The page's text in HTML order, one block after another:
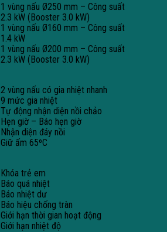
1 vùng nấu Ø250 mm – Công suất
2.3 kW (Booster 3.0 kW)
1 vùng nấu Ø160 mm – Công suất
1.4 kW
1 vùng nấu Ø200 mm – Công suất
2.3 kW (Booster 3.0 kW)
2 vùng nấu có gia nhiệt nhanh
9 mức gia nhiệt
Tự động nhận diện nồi chảo
Hẹn giờ – Báo hẹn giờ
Nhận diện đáy nồi
Giữ ấm 65ºC
Khóa trẻ em
Báo quá nhiệt
Báo nhiệt dư
Báo hiệu chống tràn
Giới hạn thời gian hoạt động
Giới hạn nhiệt độ